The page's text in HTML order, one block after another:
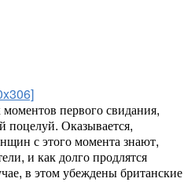
первого свидания,
поцелуй. Оказывается,
с этого момента знают,
и как долго продлятся
в этом убеждены британские